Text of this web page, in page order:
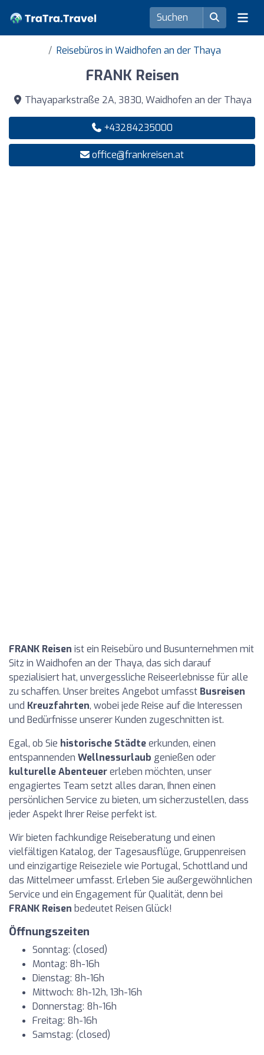
Reisebüros in Waidhofen an der Thaya
FRANK Reisen
Thayaparkstraße 2A, 3830, Waidhofen an der Thaya
+43284235000
office@frankreisen.at
FRANK Reisen ist ein Reisebüro und Busunternehmen mit
Sitz in Waidhofen an der Thaya, das sich darauf
spezialisiert hat, unvergessliche Reiseerlebnisse für alle
zu schaffen. Unser breites Angebot umfasst Busreisen
und Kreuzfahrten, wobei jede Reise auf die Interessen
und Bedürfnisse unserer Kunden zugeschnitten ist.
Egal, ob Sie historische Städteerkunden, einen
entspannenden Wellnessurlaub genießen oder
kulturelle Abenteuererleben möchten, unser
engagiertes Team setzt alles daran, Ihnen einen
persönlichen Service zu bieten, um sicherzustellen, dass
jeder Aspekt Ihrer Reise perfekt ist.
Wir bieten fachkundige Reiseberatung und einen
vielfältigen Katalog, der Tagesausflüge, Gruppenreisen
und einzigartige Reiseziele wie Portugal, Schottland und
das Mittelmeer umfasst. Erleben Sie außergewöhnlichen
Service und ein Engagement für Qualität, denn bei
FRANK Reisen bedeutet Reisen Glück!
Öffnungszeiten
Sonntag: (closed)
Montag: 8h-16h
Dienstag: 8h-16h
Mittwoch: 8h-12h, 13h-16h
Donnerstag: 8h-16h
Freitag: 8h-16h
Samstag: (closed)